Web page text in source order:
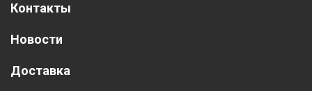
Контакты
Новости
Доставка